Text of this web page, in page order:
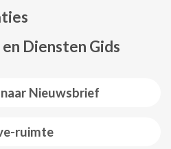
Nieuwsbrief
ruimte
Diensten Gids